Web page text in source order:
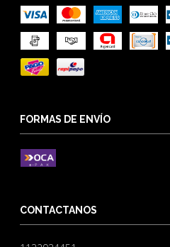
FORMAS DE ENVÍO
CONTACTANOS